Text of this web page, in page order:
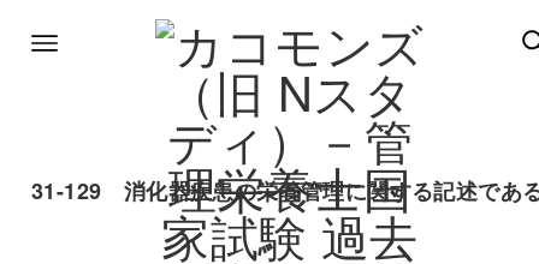
31-129 消化器疾患の栄養管理に関する記述であ